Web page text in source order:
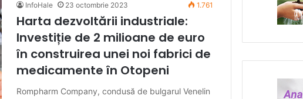
InfoHale 23 octombrie 2023 1.761
Harta dezvoltării industriale:
Investiție de 2 milioane de euro
în construirea unei noi fabrici de
medicamente în Otopeni
Rompharm Company, condusă de bulgarul Venelin